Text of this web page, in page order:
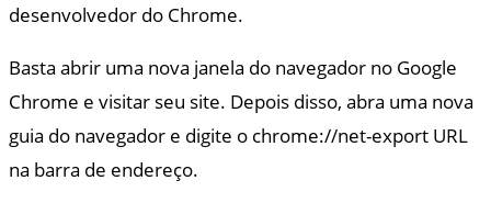
desenvolvedor do Chrome.
Basta abrir uma nova janela do navegador no Google
Chrome e visitar seu site. Depois disso, abra uma nova
guia do navegador e digite o chrome://net-export URL
na barra de endereço.